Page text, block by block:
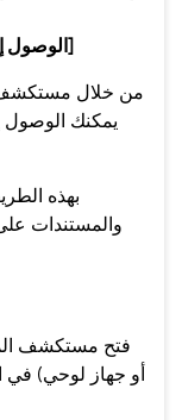
[الوصول إلى تخزين الأجهزة المحمولة من الكمبيوتر]
من خلال مستكشف
يمكنك الوصول
بهذه
والمستندات
أو جهاز لوحي) في القائمة